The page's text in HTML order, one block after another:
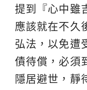
提到『心中雖
應該就在不久
弘法，以免遭
債待償，必須
隱居避世，靜